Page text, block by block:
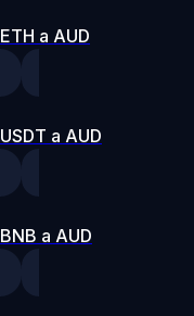
ETH a AUD
USDT a AUD
BNB a AUD